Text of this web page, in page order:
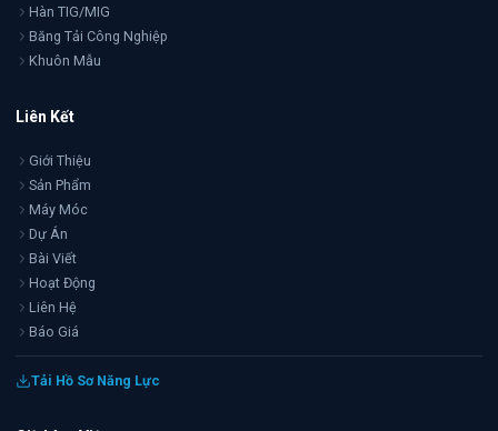
Hàn TIG/MIG
Băng Tải Công Nghiệp
Khuôn Mẫu
Liên Kết
Giới Thiệu
Sản Phẩm
Máy Móc
Dự Án
Bài Viết
Hoạt Động
Liên Hệ
Báo Giá
Tải Hồ Sơ Năng Lực